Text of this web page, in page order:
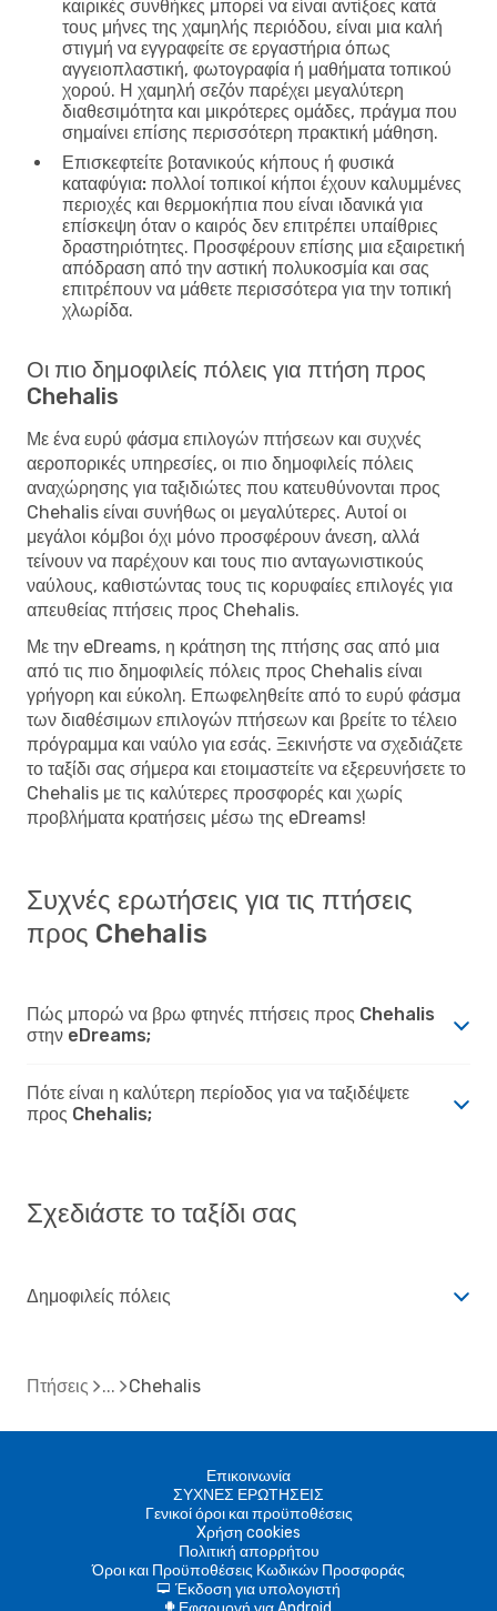
καιρικές συνθήκες μπορεί να είναι αντίξοες κατά
τους μήνες της χαμηλής περιόδου, είναι μια καλή
στιγμή να εγγραφείτε σε εργαστήρια όπως
αγγειοπλαστική, φωτογραφία ή μαθήματα τοπικού
χορού. Η χαμηλή σεζόν παρέχει μεγαλύτερη
διαθεσιμότητα και μικρότερες ομάδες, πράγμα που
σημαίνει επίσης περισσότερη πρακτική μάθηση.
Επισκεφτείτε βοτανικούς κήπους ή φυσικά
καταφύγια: πολλοί τοπικοί κήποι έχουν καλυμμένες
περιοχές και θερμοκήπια που είναι ιδανικά για
επίσκεψη όταν ο καιρός δεν επιτρέπει υπαίθριες
δραστηριότητες. Προσφέρουν επίσης μια εξαιρετική
απόδραση από την αστική πολυκοσμία και σας
επιτρέπουν να μάθετε περισσότερα για την τοπική
χλωρίδα.
Οι πιο δημοφιλείς πόλεις για πτήση προς
Chehalis
Με ένα ευρύ φάσμα επιλογών πτήσεων και συχνές
αεροπορικές υπηρεσίες, οι πιο δημοφιλείς πόλεις
αναχώρησης για ταξιδιώτες που κατευθύνονται προς
Chehalis είναι συνήθως οι μεγαλύτερες. Αυτοί οι
μεγάλοι κόμβοι όχι μόνο προσφέρουν άνεση, αλλά
τείνουν να παρέχουν και τους πιο ανταγωνιστικούς
ναύλους, καθιστώντας τους τις κορυφαίες επιλογές για
απευθείας πτήσεις προς Chehalis.
Με την eDreams, η κράτηση της πτήσης σας από μια
από τις πιο δημοφιλείς πόλεις προς Chehalis είναι
γρήγορη και εύκολη. Επωφεληθείτε από το ευρύ φάσμα
των διαθέσιμων επιλογών πτήσεων και βρείτε το τέλειο
πρόγραμμα και ναύλο για εσάς. Ξεκινήστε να σχεδιάζετε
το ταξίδι σας σήμερα και ετοιμαστείτε να εξερευνήσετε το
Chehalis με τις καλύτερες προσφορές και χωρίς
προβλήματα κρατήσεις μέσω της eDreams!
Συχνές ερωτήσεις για τις πτήσεις
προς Chehalis
Πώς μπορώ να βρω φτηνές πτήσεις προς Chehalis
στην eDreams;
Πότε είναι η καλύτερη περίοδος για να ταξιδέψετε
προς Chehalis;
Σχεδιάστε το ταξίδι σας
Δημοφιλείς πόλεις
Πτήσεις Chehalis
Επικοινωνία
ΣΥΧΝΕΣ ΕΡΩΤΗΣΕΙΣ
Γενικοί όροι και προϋποθέσεις
Xρήση cookies
Πολιτική απορρήτου
Όροι και Προϋποθέσεις Κωδικών Προσφοράς
d Έκδοση για υπολογιστή